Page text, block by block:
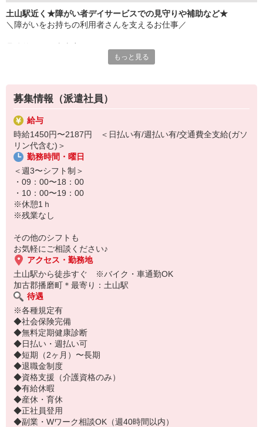
土山駅近く★障がい者デイサービスでの見守りや補助など★
＼障がいをお持ちの利用者さんを支えるお仕事／
＊食事や入浴などの介助
＊運転や添乗などの送迎業務 ※希望の方のみ
など
事前の職場見学や手厚い研修もあり、
無資格・未経験の方でもチャレンジしやすい環境です！
まずは登録・話を聞いてみるだけでもOK！
担当のコーディネーターがご応募から入職後まで
精一杯サポートさせていただきます◎
もっと見る
募集情報（派遣社員）
給与
時給1450円〜2187円 ＜日払い有/週払い有/交通費全支給(ガソ
リン代含む)＞
勤務時間・曜日
＜週3〜シフト制＞
・09：00〜18：00
・10：00〜19：00
※休憩1ｈ
※残業なし
その他のシフトも
お気軽にご相談ください♪
アクセス・勤務地
土山駅から徒歩すぐ ※バイク・車通勤OK
加古郡播磨町＊最寄り：土山駅
待遇
※各種規定有
◆社会保険完備
◆無料定期健康診断
◆日払い・週払い可
◆短期（2ヶ月）〜長期
◆退職金制度
◆資格支援（介護資格のみ）
◆有給休暇
◆産休・育休
◆正社員登用
◆副業・Wワーク相談OK（週40時間以内）